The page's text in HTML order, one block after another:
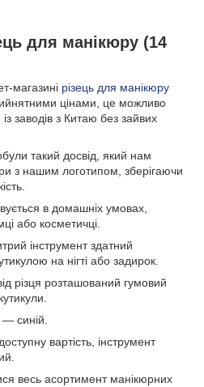
для манікюру (14
магазині різець для манікюру
цінами, це можливо
заводів з Китаю без зайвих
такий досвід, який нам
з нашим логотипом, зберігаючи
в домашніх умовах,
або косметичці.
інструмент здатний
на нігті або задирок.
різця розташований гумовий
— синій.
вартість, інструмент
весь асортимент манікюрних